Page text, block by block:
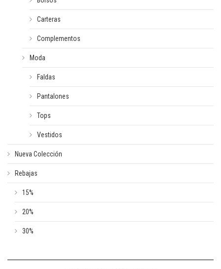
Carteras
Complementos
Moda
Faldas
Pantalones
Tops
Vestidos
Nueva Colección
Rebajas
15%
20%
30%